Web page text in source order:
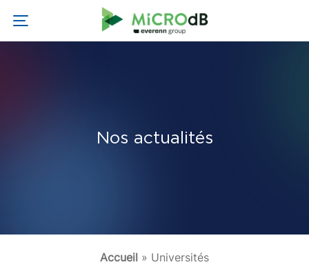
Nos actualités
Accueil » Universités